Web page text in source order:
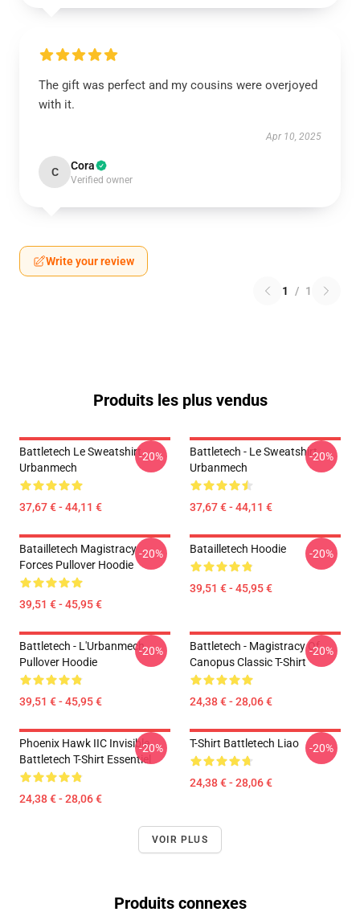
The gift was perfect and my cousins were overjoyed
with it.
Apr 10, 2025
C Cora
Verified owner
Write your review
1 / 1
Produits les plus vendus
Battletech Le Sweatshirt
Urbanmech
37,67 € - 44,11 €
-20%
Battletech - Le Sweatshirt
Urbanmech
37,67 € - 44,11 €
-20%
Batailletech Magistracy
Forces Pullover Hoodie
39,51 € - 45,95 €
-20% Batailletech Hoodie
39,51 € - 45,95 €
-20%
Battletech - L'Urbanmech
Pullover Hoodie
39,51 € - 45,95 €
-20%
Battletech - Magistracy Of
Canopus Classic T-Shirt
24,38 € - 28,06 €
-20%
Phoenix Hawk IIC Invisible
Battletech T-Shirt Essentiel
24,38 € - 28,06 €
-20% T-Shirt Battletech Liao
24,38 € - 28,06 €
-20%
VOIR PLUS
Produits connexes